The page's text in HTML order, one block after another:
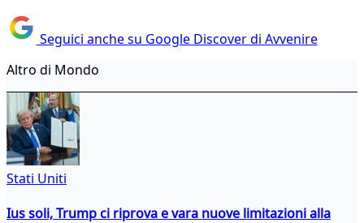
Seguici anche su Google Discover di Avvenire
Altro di Mondo
Stati Uniti
Ius soli, Trump ci riprova e vara nuove limitazioni alla